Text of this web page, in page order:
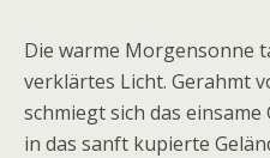
Die warme Morgensonne
verklärtes Licht. Gerahmt
schmiegt sich das
in das sanft kupierte